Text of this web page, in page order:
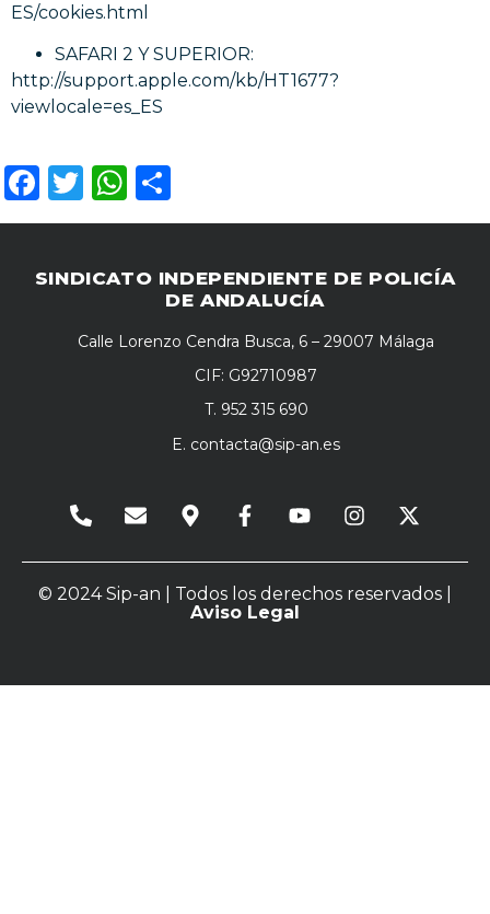
ES/cookies.html
SAFARI 2 Y SUPERIOR:
http://support.apple.com/kb/HT1677?
viewlocale=es_ES
Facebook
TwitterWhatsApp
SINDICATO INDEPENDIENTE DE POLICÍA
DE ANDALUCÍA
Calle Lorenzo Cendra Busca, 6 – 29007 Málaga
CIF: G92710987
T. 952 315 690
E. contacta@sip-an.es
© 2024 Sip-an | Todos los derechos reservados |
Aviso Legal